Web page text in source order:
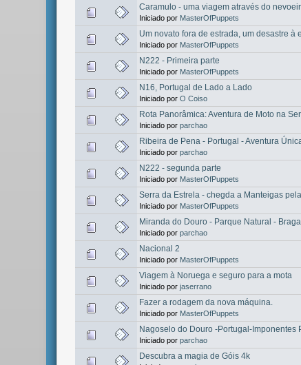
Caramulo - uma viagem através do
Iniciado por MasterOfPuppets
Um novato fora de estrada, um desastre à
Iniciado por MasterOfPuppets
N222 - Primeira parte
Iniciado por MasterOfPuppets
N16, Portugal de Lado a Lado
Iniciado porO Coiso
Rota Panorâmica: Aventura de Moto na
Iniciado porparchao
Ribeira de Pena - Portugal - Aventura
Iniciado porparchao
N222 - segunda parte
Iniciado por MasterOfPuppets
Serra da Estrela - chegda a Manteigas
Iniciado por MasterOfPuppets
Miranda do Douro - Parque Natural -
Iniciado porparchao
Nacional 2
Iniciado por MasterOfPuppets
Viagem à Noruega e seguro para a mota
Iniciado porjaserrano
Fazer a rodagem da nova máquina.
Iniciado por MasterOfPuppets
Nagoselo do Douro -Portugal-Imponentes
Iniciado porparchao
Descubra a magia de Góis 4k